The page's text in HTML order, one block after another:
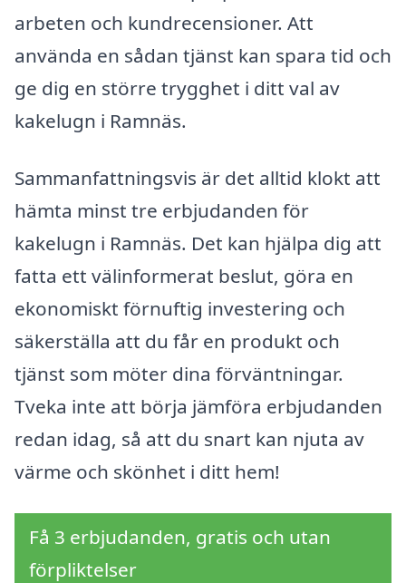
arbeten och kundrecensioner. Att
använda en sådan tjänst kan spara tid och
ge dig en större trygghet i ditt val av
kakelugn i Ramnäs.
Sammanfattningsvis är det alltid klokt att
hämta minst tre erbjudanden för
kakelugn i Ramnäs. Det kan hjälpa dig att
fatta ett välinformerat beslut, göra en
ekonomiskt förnuftig investering och
säkerställa att du får en produkt och
tjänst som möter dina förväntningar.
Tveka inte att börja jämföra erbjudanden
redan idag, så att du snart kan njuta av
värme och skönhet i ditt hem!
Få 3 erbjudanden, gratis och utan
förpliktelser